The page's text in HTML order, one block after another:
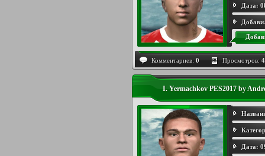
Дата:
Комментариев: 0 Просмотров:
I. Yermachkov PES2017 by
Дата: